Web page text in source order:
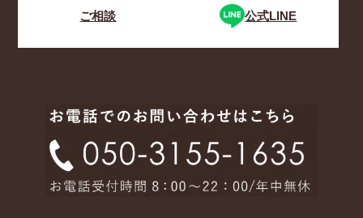
ご相談 公式LINE